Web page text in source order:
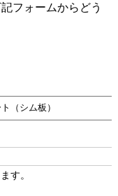
フォームからどう
す。